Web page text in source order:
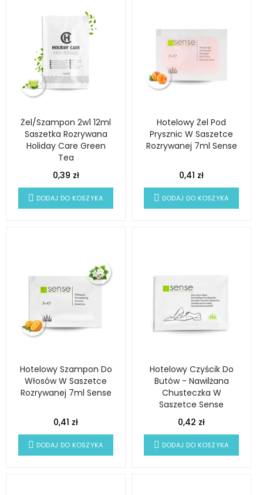
Żel/Szampon 2w1 12ml
Saszetka Rozrywana
Holiday Care Green
Tea
0,39 zł
DODAJ DO KOSZYKA
Hotelowy Żel Pod
Prysznic W Saszetce
Rozrywanej 7ml Sense
0,41 zł
DODAJ DO KOSZYKA
Hotelowy Szampon Do
Włosów W Saszetce
Rozrywanej 7ml Sense
0,41 zł
DODAJ DO KOSZYKA
Hotelowy Czyścik Do
Butów - Nawilżana
Chusteczka W
Saszetce Sense
0,42 zł
DODAJ DO KOSZYKA